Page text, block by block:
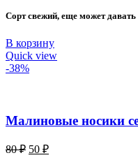
Сорт свежий, еще может
В корзину
Quick view
-38%
Малиновые носики
80₽ Первоначальная
50 ₽Текущая